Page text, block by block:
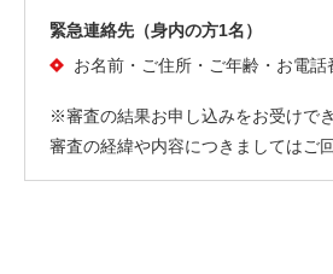
緊急連絡先（身内の方1名）
お名前・ご住所・ご年齢・お電話
※審査の結果お申し込みをお受けで
審査の経緯や内容につきましてはご